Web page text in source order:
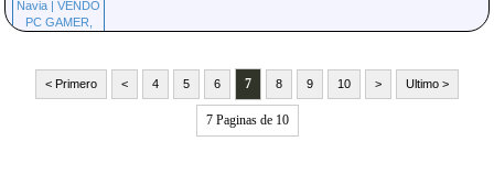
< Primero < 4 5 6 7 8 9 10 > Ultimo >
7 Paginas de 10